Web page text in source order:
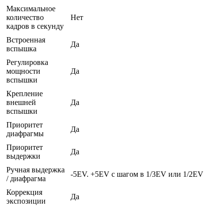
Максимальное
количество
кадров в секунду
Нет
Встроенная
вспышка
Да
Регулировка
мощности
вспышки
Да
Крепление
внешней
вспышки
Да
Приоритет
диафрагмы
Да
Приоритет
выдержки
Да
Ручная выдержка
/ диафрагма
-5EV. +5EV с шагом в 1/3EV или 1/2EV
Коррекция
экспозиции
Да